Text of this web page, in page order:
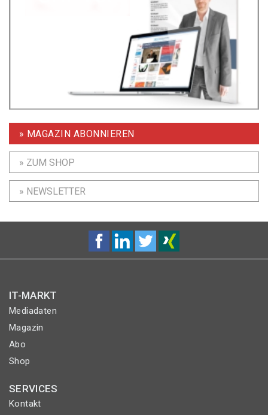
» MAGAZIN ABONNIEREN
» ZUM SHOP
» NEWSLETTER
IT-MARKT
Mediadaten
Magazin
Abo
Shop
SERVICES
Kontakt